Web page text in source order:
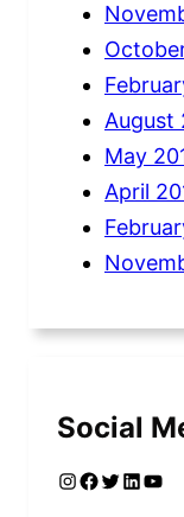
August
May
April
Social
InstagramFacebook Twitter LinkedIn YouTube